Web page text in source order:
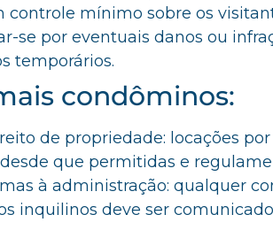
controle mínimo sobre os
se por eventuais danos ou
temporários.
condôminos:
de propriedade: locações
que permitidas e
à administração: qualquer
inquilinos deve ser